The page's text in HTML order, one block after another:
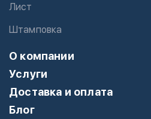
Лист
Штамповка
О компании
Услуги
Доставка и оплата
Блог